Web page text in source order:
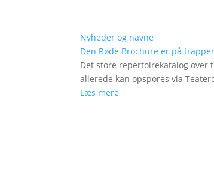
Nyheder og navne
Den Røde Brochure er på
Det store repertoirekatalog over
allerede kan opspores via
Læs mere